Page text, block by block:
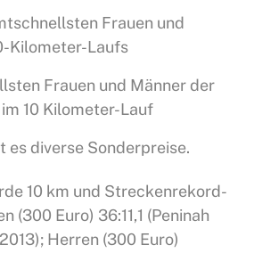
Frauen und
Kilometer-Laufs
Frauen und Männer der
10 Kilometer-Lauf
es diverse Sonderpreise.
10 km und Streckenrekord-
(300 Euro) 36:11,1 (Peninah
Herren (300 Euro)